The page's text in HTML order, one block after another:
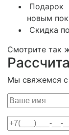
Подарок
новым
Скидка
Смотрите так
Мы свяжемся